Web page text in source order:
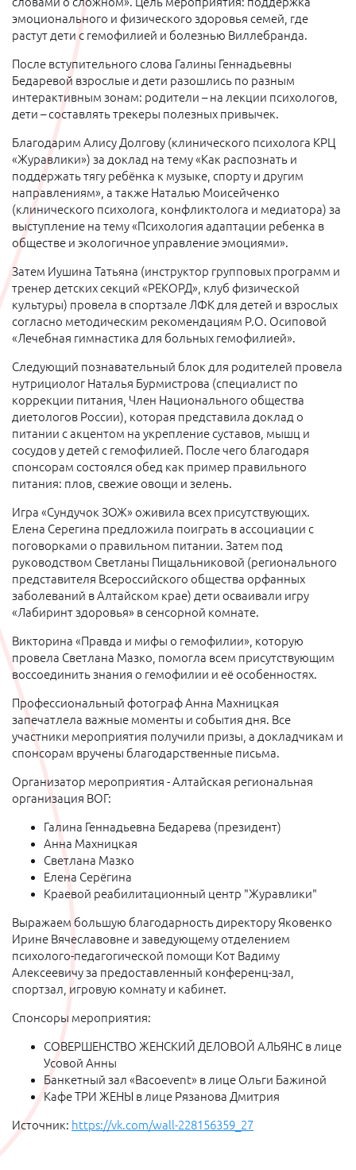
эмоционального и физического здоровья семей, где
растут дети с гемофилией и болезнью Виллебранда.
После вступительного слова Галины Геннадьевны
Бедаревой взрослые и дети разошлись по разным
интерактивным зонам: родители – на лекции психологов,
дети – составлять трекеры полезных привычек.
Благодарим Алису Долгову (клинического психолога КРЦ
«Журавлики») за доклад на тему «Как распознать и
поддержать тягу ребёнка к музыке, спорту и другим
направлениям», а также Наталью Моисейченко
(клинического психолога, конфликтолога и медиатора) за
выступление на тему «Психология адаптации ребенка в
обществе и экологичное управление эмоциями».
Затем Иушина Татьяна (инструктор групповых программ и
тренер детских секций «РЕКОРД», клуб физической
культуры) провела в спортзале ЛФК для детей и взрослых
согласно методическим рекомендациям Р.О. Осиповой
«Лечебная гимнастика для больных гемофилией».
Следующий познавательный блок для родителей провела
нутрициолог Наталья Бурмистрова (специалист по
коррекции питания, Член Национального общества
диетологов России), которая представила доклад о
питании с акцентом на укрепление суставов, мышц и
сосудов у детей с гемофилией. После чего благодаря
спонсорам состоялся обед как пример правильного
питания: плов, свежие овощи и зелень.
Игра «Сундучок ЗОЖ» оживила всех присутствующих.
Елена Серегина предложила поиграть в ассоциации с
поговорками о правильном питании. Затем под
руководством Светланы Пищальниковой (регионального
представителя Всероссийского общества орфанных
заболеваний в Алтайском крае) дети осваивали игру
«Лабиринт здоровья» в сенсорной комнате.
Викторина «Правда и мифы о гемофилии», которую
провела Светлана Мазко, помогла всем присутствующим
воссоединить знания о гемофилии и её особенностях.
Профессиональный фотограф Анна Махницкая
запечатлела важные моменты и события дня. Все
участники мероприятия получили призы, а докладчикам и
спонсорам вручены благодарственные письма.
Организатор мероприятия - Алтайская региональная
организация ВОГ:
Галина Геннадьевна Бедарева (президент)
Анна Махницкая
Светлана Мазко
Елена Серёгина
Краевой реабилитационный центр "Журавлики"
Выражаем большую благодарность директору Яковенко
Ирине Вячеславовне и заведующему отделением
психолого-педагогической помощи Кот Вадиму
Алексеевичу за предоставленный конференц-зал,
спортзал, игровую комнату и кабинет.
Спонсоры мероприятия:
СОВЕРШЕНСТВО ЖЕНСКИЙ ДЕЛОВОЙ АЛЬЯНС в лице
Усовой Анны
Банкетный зал «Bacoevent» в лице Ольги Бажиной
Кафе ТРИ ЖЕНЫ в лице Рязанова Дмитрия
Источник: https://vk.com/wall-228156359_27